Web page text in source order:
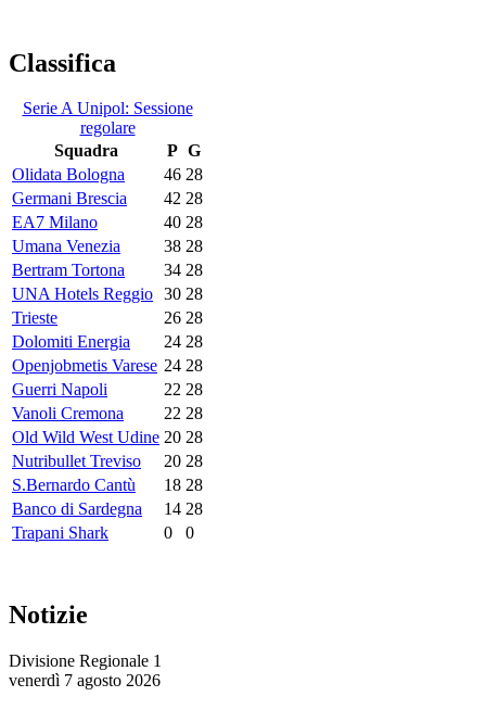
Classifica
Serie A Unipol: Sessione
regolare
Squadra
P G
Olidata Bologna
46 28
Germani Brescia
42 28
EA7 Milano
40 28
Umana Venezia
38 28
Bertram Tortona
34 28
UNA Hotels Reggio 30 28
Trieste
26 28
Dolomiti Energia
24 28
Openjobmetis Varese 24 28
Guerri Napoli
22 28
Vanoli Cremona
22 28
Old Wild West Udine 20 28
Nutribullet Treviso
20 28
S.Bernardo Cantù
18 28
Banco di Sardegna
14 28
Trapani Shark
0 0
Notizie
Divisione Regionale 1
venerdì 7 agosto 2026